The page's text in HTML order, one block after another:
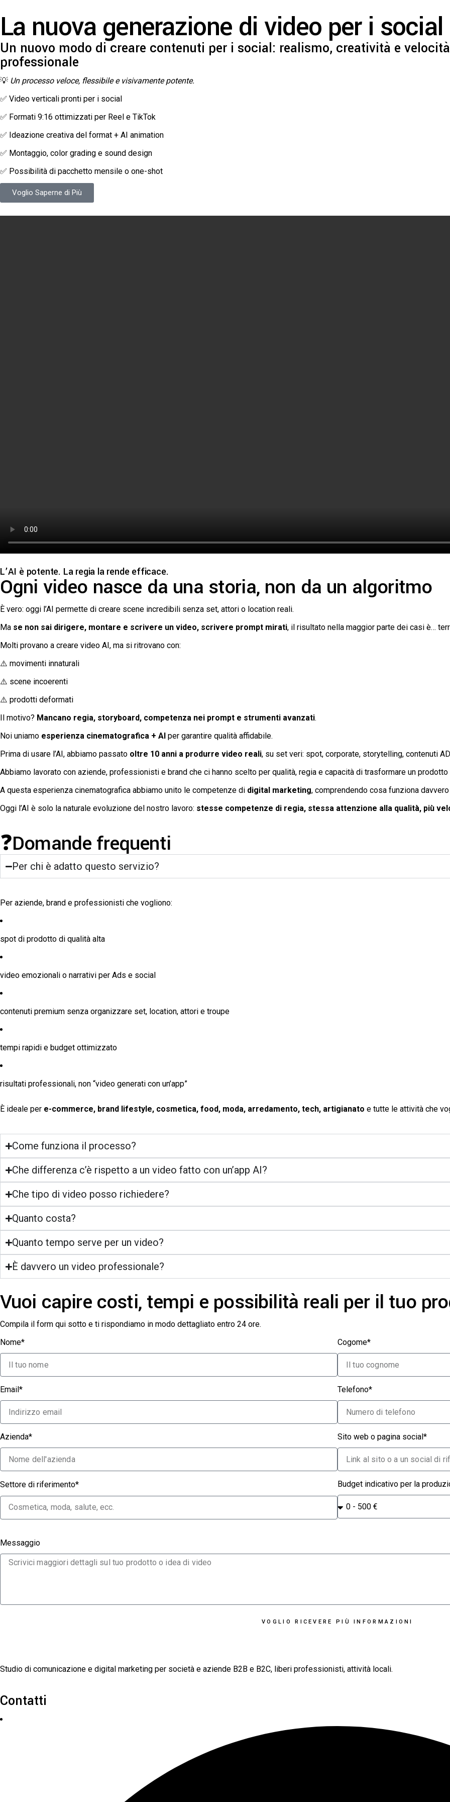
La nuova generazione di video per i
Un nuovo modo di creare contenuti per i social: realismo, creatività e
professionale
💡 Un processo veloce, flessibile e visivamente potente.
✅ Video verticali pronti per i social
✅ Formati 9:16 ottimizzati per Reel e TikTok
✅ Ideazione creativa del format + AI animation
✅ Montaggio, color grading e sound design
✅ Possibilità di pacchetto mensile o one-shot
Voglio Saperne di Più
L’AI è potente. La regia la rende efficace.
Ogni video nasce da una storia, non da un algoritmo
È vero: oggi l’AI permette di creare scene incredibili senza set, attori o location reali.
Ma se non sai dirigere, montare e scrivere un video, scrivere prompt mirati, il risultato nella maggior parte dei casi è…
Molti provano a creare video AI, ma si ritrovano con:
⚠️ movimenti innaturali
⚠️ scene incoerenti
⚠️ prodotti deformati
Il motivo? Mancano regia, storyboard, competenza nei prompt e strumenti avanzati.
Noi uniamo esperienza cinematografica + AI per garantire qualità affidabile.
Prima di usare l’AI, abbiamo passato oltre 10 anni a produrre video reali, su set veri: spot, corporate, storytelling, contenuti
Abbiamo lavorato con aziende, professionisti e brand che ci hanno scelto per qualità, regia e capacità di trasformare un prodotto
A questa esperienza cinematografica abbiamo unito le competenze di digital marketing, comprendendo cosa funziona
Oggi l’AI è solo la naturale evoluzione del nostro lavoro: stesse competenze di regia, stessa attenzione alla qualità, più
❓Domande frequenti
Per chi è adatto questo servizio?
Per aziende, brand e professionisti che vogliono:
spot di prodotto di qualità alta
video emozionali o narrativi per Ads e social
contenuti premium senza organizzare set, location, attori e troupe
tempi rapidi e budget ottimizzato
risultati professionali, non “video generati con un’app”
È ideale per e-commerce, brand lifestyle, cosmetica, food, moda, arredamento, tech, artigianato e tutte le attività che
Come funziona il processo?
Che differenza c’è rispetto a un video fatto con un’app AI?
Che tipo di video posso richiedere?
Quanto costa?
Quanto tempo serve per un video?
È davvero un video professionale?
Vuoi capire costi, tempi e possibilità reali per il tuo
Compila il form qui sotto e ti rispondiamo in modo dettagliato entro 24 ore.
Nome*
Cogome*
Email* Telefono*
Azienda* Sito web o pagina social*
Settore di riferimento* Budget indicativo per la
Messaggio
VOGLIO RICEVERE PIÙ INFORMAZIONI
Studio di comunicazione e digital marketing per società e aziende B2B e B2C, liberi professionisti, attività locali.
Contatti